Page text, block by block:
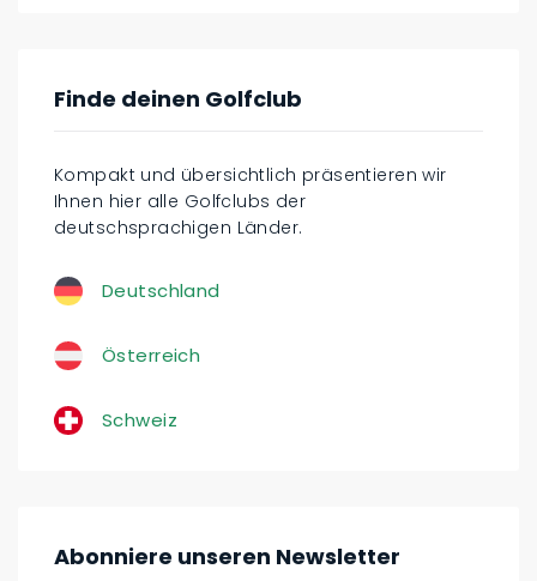
Finde deinen Golfclub
Kompakt und übersichtlich präsentieren wir
Ihnen hier alle Golfclubs der
deutschsprachigen Länder.
Deutschland
Österreich
Schweiz
Abonniere unseren Newsletter